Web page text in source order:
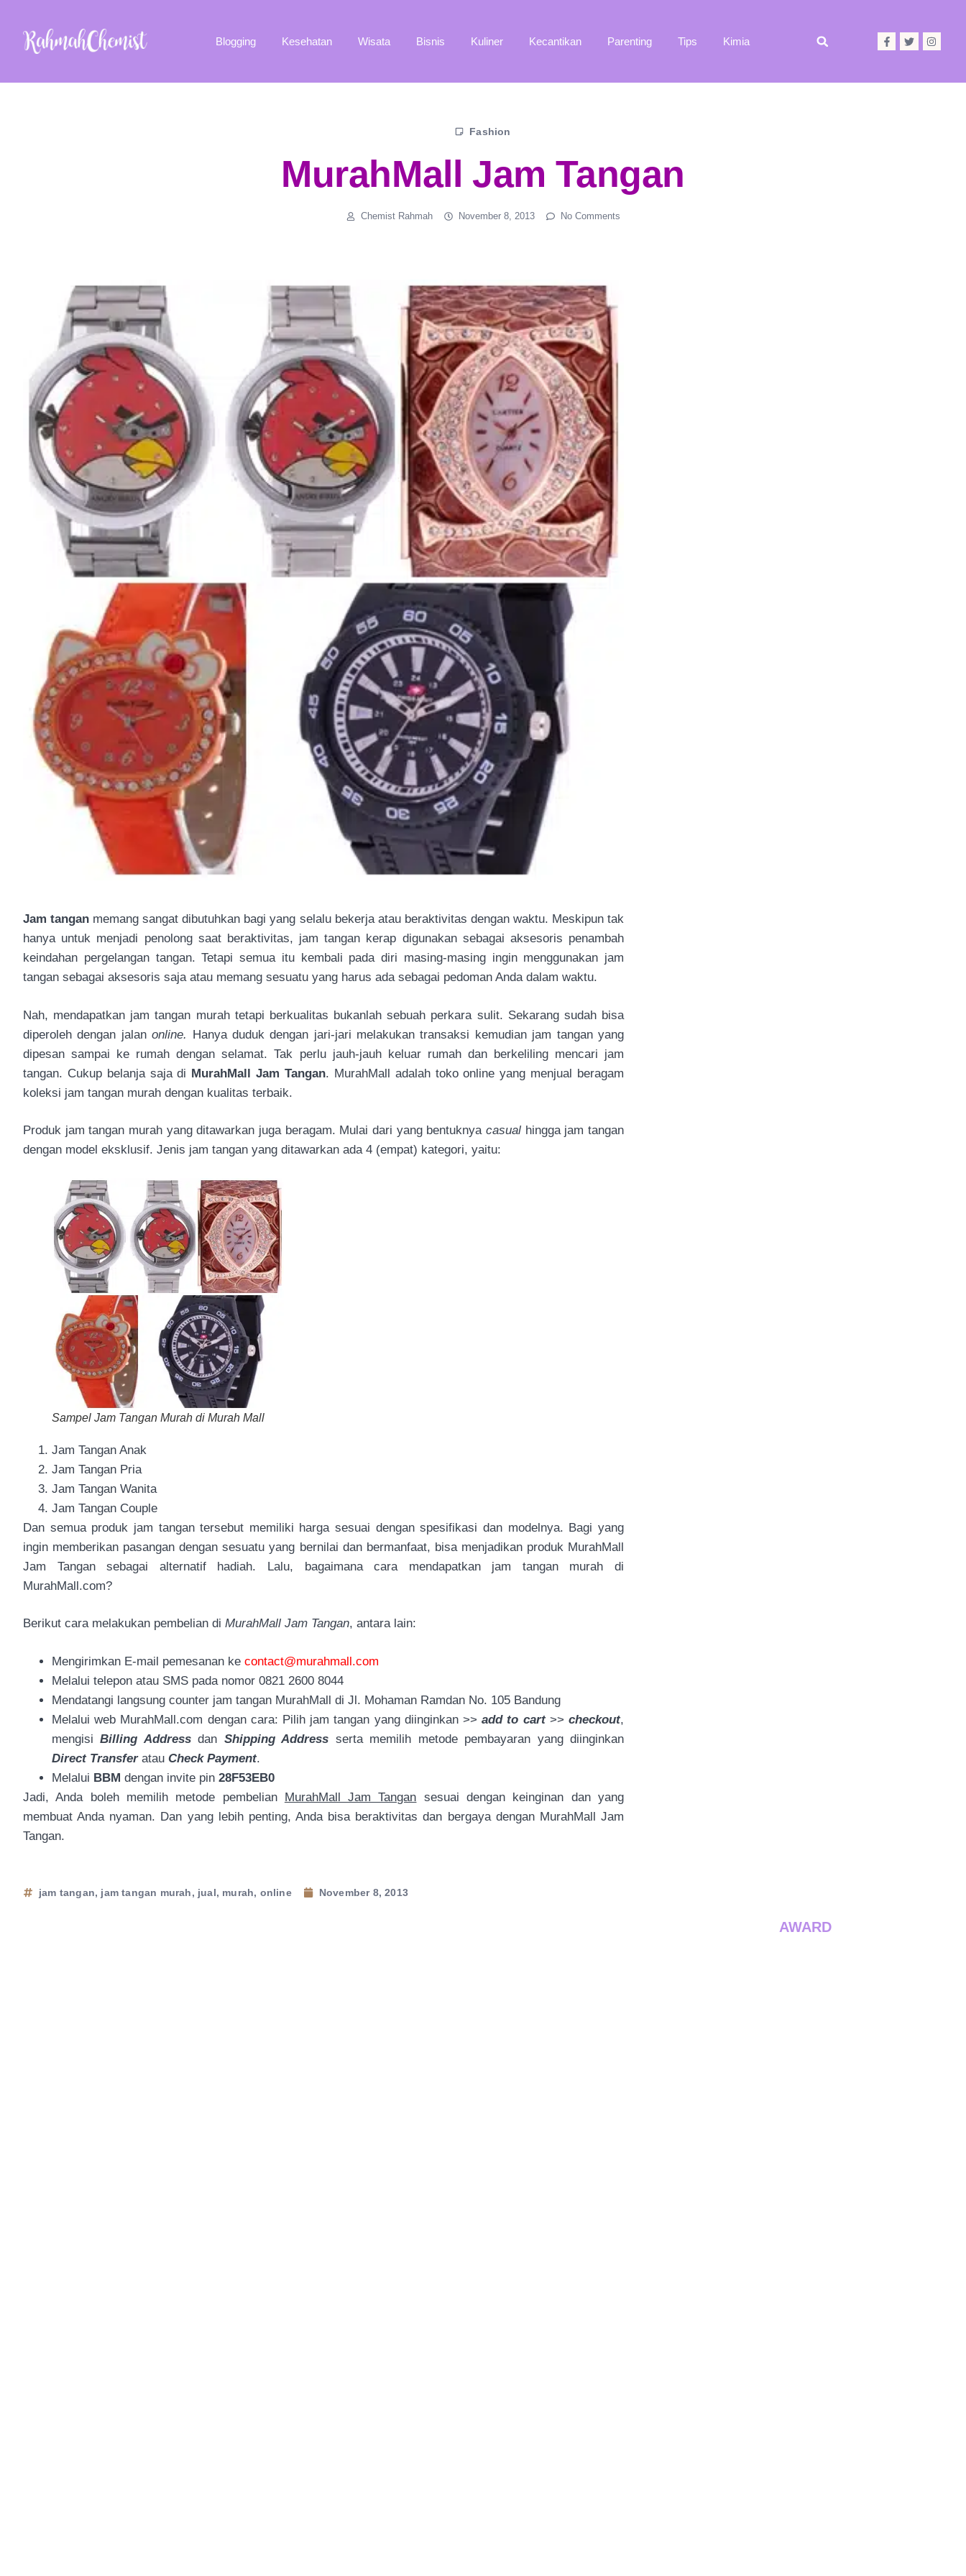
Blogging Kesehatan Wisata Bisnis Kuliner Kecantikan Parenting Tips Kimia
Fashion
MurahMall Jam Tangan
Chemist Rahmah November 8, 2013 No Comments
Jam tangan memang sangat dibutuhkan bagi yang selalu bekerja atau beraktivitas dengan waktu. Meskipun tak
hanya untuk menjadi penolong saat beraktivitas, jam tangan kerap digunakan sebagai aksesoris penambah
keindahan pergelangan tangan. Tetapi semua itu kembali pada diri masing-masing ingin menggunakan jam
tangan sebagai aksesoris saja atau memang sesuatu yang harus ada sebagai pedoman Anda dalam waktu.
Nah, mendapatkan jam tangan murah tetapi berkualitas bukanlah sebuah perkara sulit. Sekarang sudah bisa
diperoleh dengan jalanonline. Hanya duduk dengan jari-jari melakukan transaksi kemudian jam tangan yang
dipesan sampai ke rumah dengan selamat. Tak perlu jauh-jauh keluar rumah dan berkeliling mencari jam
tangan. Cukup belanja saja di MurahMall Jam Tangan. MurahMall adalah toko online yang menjual beragam
koleksi jam tangan murah dengan kualitas terbaik.
Produk jam tangan murah yang ditawarkan juga beragam. Mulai dari yang bentuknya casual hingga jam tangan
dengan model eksklusif. Jenis jam tangan yang ditawarkan ada 4 (empat) kategori, yaitu:
Sampel Jam Tangan Murah di Murah Mall
Jam Tangan Anak
Jam Tangan Pria
Jam Tangan Wanita
Jam Tangan Couple
Dan semua produk jam tangan tersebut memiliki harga sesuai dengan spesifikasi dan modelnya. Bagi yang
ingin memberikan pasangan dengan sesuatu yang bernilai dan bermanfaat, bisa menjadikan produk MurahMall
Jam Tangan sebagai alternatif hadiah. Lalu, bagaimana cara mendapatkan jam tangan murah di
MurahMall.com?
Berikut cara melakukan pembelian di MurahMall Jam Tangan, antara lain:
Mengirimkan E-mail pemesanan ke contact@murahmall.com
Melalui telepon atau SMS pada nomor 0821 2600 8044
Mendatangi langsung counter jam tangan MurahMall di Jl. Mohaman Ramdan No. 105 Bandung
Melalui web MurahMall.com dengan cara: Pilih jam tangan yang diinginkan >>add to cart>>checkout,
mengisiBilling Addressdan Shipping Address serta memilih metode pembayaran yang diinginkan
Direct Transferatau Check Payment.
Melalui BBM dengan invite pin 28F53EB0
Jadi, Anda boleh memilih metode pembelian MurahMall Jam Tangan sesuai dengan keinginan dan yang
membuat Anda nyaman. Dan yang lebih penting, Anda bisa beraktivitas dan bergaya dengan MurahMall Jam
Tangan.
jam tangan, jam tangan murah, jual, murah, online November 8, 2013
AWARD